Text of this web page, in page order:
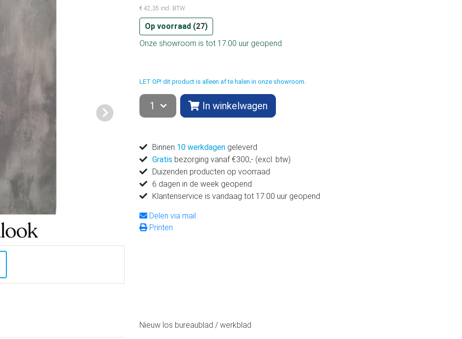
Volgende
€ 42,35 incl. BTW
Op voorraad (27)
Onze showroom is tot 17:00 uur geopend
LET OP! dit product is alleen af te halen in onze showroom.
In winkelwagen
Binnen 10 werkdagen geleverd
Gratis bezorging vanaf €300,- (excl. btw)
Duizenden producten op voorraad
6 dagen in de week geopend
Klantenservice is vandaag tot 17:00 uur geopend
Delen via mail
Printen
Nieuw los bureaublad / werkblad